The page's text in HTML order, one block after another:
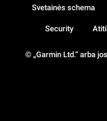
© „Garmin Ltd.“ arba
Svetainės schema
Security